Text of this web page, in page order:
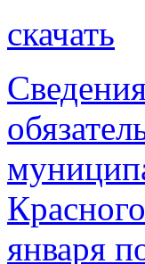
скачать
января